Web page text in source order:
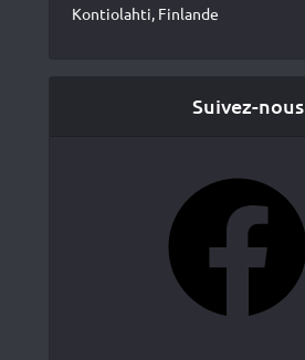
Kontiolahti, Finlande
Suivez-nous